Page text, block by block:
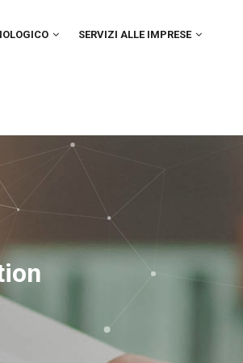
SERVIZI ALLE IMPRESE